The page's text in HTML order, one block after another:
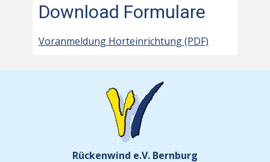
Download Formulare
Voranmeldung Horteinrichtung (PDF)
Rückenwind e.V. Bernburg